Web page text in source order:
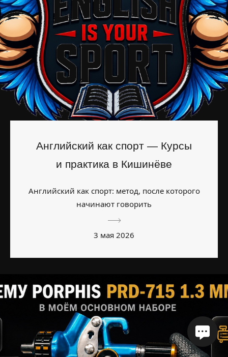
Английский как спорт — Курсы
и практика в Кишинёве
Английский как спорт: метод, после которого
начинают говорить
3 мая 2026